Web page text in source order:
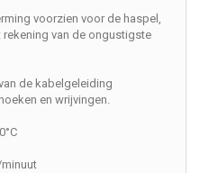
voorzien voor de haspel,
van de ongustigste
de kabelgeleiding
en wrijvingen.